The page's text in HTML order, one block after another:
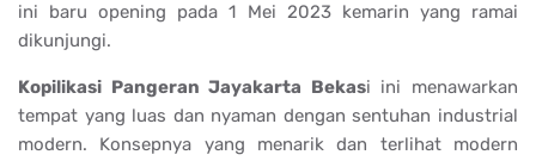
ini baru opening pada 1 Mei 2023 kemarin yang ramai
dikunjungi.
Kopilikasi Pangeran Jayakarta Bekasi ini menawarkan
tempat yang luas dan nyaman dengan sentuhan industrial
modern. Konsepnya yang menarik dan terlihat modern